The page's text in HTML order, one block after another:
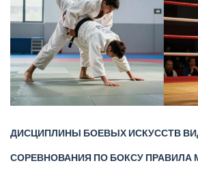
ДИСЦИПЛИНЫ БОЕВЫХ ИСКУССТВ
СОРЕВНОВАНИЯ ПО БОКСУПРАВИЛА